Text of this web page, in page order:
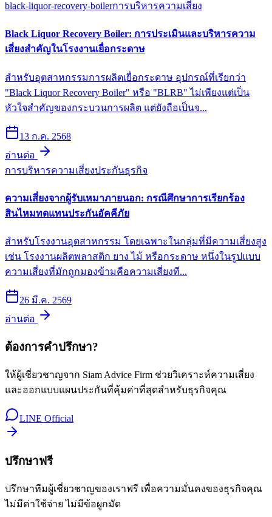
black-liquor-recovery-boilerการบริหารความเสี่ยง
Black Liquor Recovery Boiler: การประเมินและบริหารความ
เสี่ยงสำคัญในโรงงานเยื่อกระดาษ
สำหรับอุตสาหกรรมการผลิตเยื่อกระดาษ อุปกรณ์ที่เรียกว่า
"Black Liquor Recovery Boiler" หรือ "BLRB" ไม่เพียงแต่เป็น
หัวใจสำคัญของกระบวนการผลิต แต่ยังถือเป็นจ...
13 ก.ค. 2568
อ่านต่อ
การบริหารความเสี่ยงประกันธุรกิจ
ความเสี่ยงจากผู้รับเหมาภายนอก: กรณีศึกษาการเรียกร้อง
สินไหมทดแทนประกันอัคคีภัย
สำหรับโรงงานอุตสาหกรรม โดยเฉพาะในกลุ่มที่มีความเสี่ยงสูง
เช่น โรงงานผลิตพลาสติก ยาง ไม้ หรือกระดาษ หนึ่งในรูปแบบ
ความเสี่ยงที่มักถูกมองข้ามคือความเสี่ยงที...
26 มี.ค. 2569
อ่านต่อ
ต้องการคำปรึกษา?
ให้ผู้เชี่ยวชาญจาก Siam Advice Firm ช่วยวิเคราะห์ความเสี่ยง
และออกแบบแผนประกันที่คุ้มค่าที่สุดสำหรับธุรกิจคุณ
LINE Official
ปรึกษาฟรี
ปรึกษาทีมผู้เชี่ยวชาญของเราฟรี เพื่อความมั่นคงของธุรกิจคุณ
ไม่มีค่าใช้จ่าย ไม่มีข้อผูกมัด